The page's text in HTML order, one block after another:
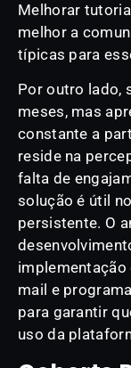
Melhorar
melhor a
típicas para
Por outro lado,
meses, mas
constante a
reside na
falta de
solução é útil
persistente. O
implementação
mail e
para garantir
uso da